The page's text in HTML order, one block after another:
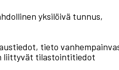
yksilöivä tunnus,
tieto
liittyvät tilastointitiedot